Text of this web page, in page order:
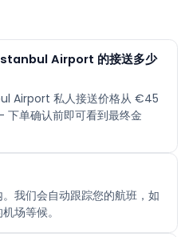
Airport 的接送多少
Airport 私人接送价格从 €45
下单确认前即可看到最终金
我们会自动跟踪您的航班，如
场等候。